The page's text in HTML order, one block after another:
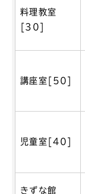
料理教室
[30]
講座室[50]
児童室[40]
きずな館